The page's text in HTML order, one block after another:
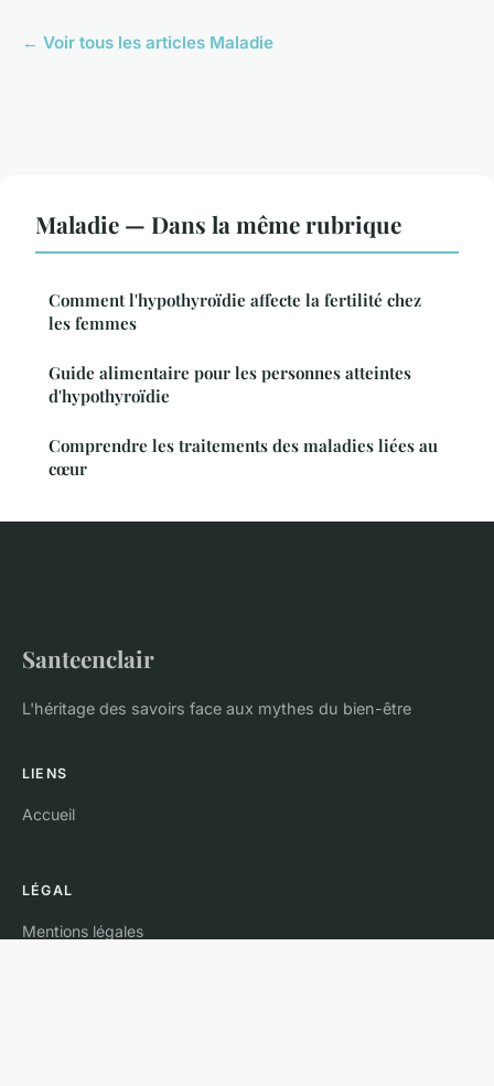
← Voir tous les articles Maladie
Maladie — Dans la même rubrique
Comment l'hypothyroïdie affecte la fertilité chez
les femmes
Guide alimentaire pour les personnes atteintes
d'hypothyroïdie
Comprendre les traitements des maladies liées au
cœur
Santeenclair
L'héritage des savoirs face aux mythes du bien-être
LIENS
Accueil
LÉGAL
Mentions légales